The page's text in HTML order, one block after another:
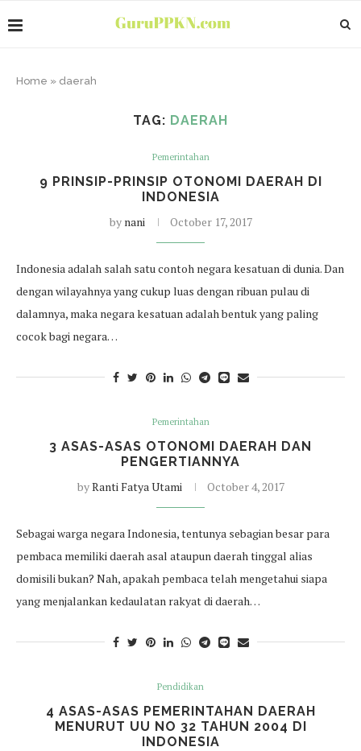
Home » daerah
TAG: DAERAH
Pemerintahan
9 PRINSIP-PRINSIP OTONOMI DAERAH DI
INDONESIA
by nani October 17, 2017
Indonesia adalah salah satu contoh negara kesatuan di dunia. Dan
dengan wilayahnya yang cukup luas dengan ribuan pulau di
dalamnya, maka negara kesatuan adalah bentuk yang paling
cocok bagi negara…
Pemerintahan
3 ASAS-ASAS OTONOMI DAERAH DAN
PENGERTIANNYA
byRanti Fatya Utami October 4, 2017
Sebagai warga negara Indonesia, tentunya sebagian besar para
pembaca memiliki daerah asal ataupun daerah tinggal alias
domisili bukan? Nah, apakah pembaca telah mengetahui siapa
yang menjalankan kedaulatan rakyat di daerah…
Pendidikan
4 ASAS-ASAS PEMERINTAHAN DAERAH
MENURUT UU NO 32 TAHUN 2004 DI
INDONESIA